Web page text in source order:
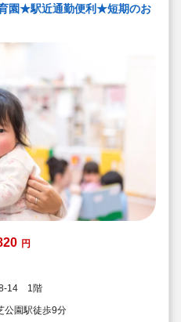
園★駅近通勤便利★短期のお
円
8-14 1階
園駅徒歩9分